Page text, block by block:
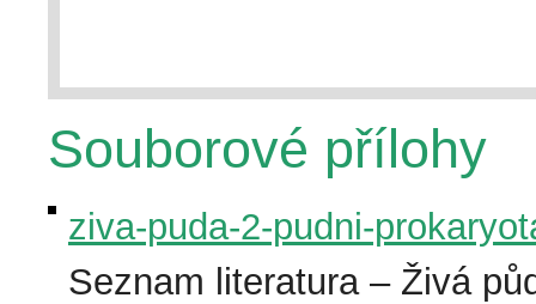
Souborové přílohy
ziva-puda-2-pudni-
Seznam literatura – Živá